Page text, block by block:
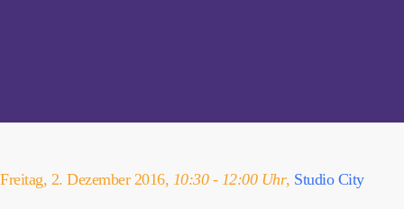
Freitag, 2. Dezember 2016, 10:30 - 12:00 Uhr, Studio City